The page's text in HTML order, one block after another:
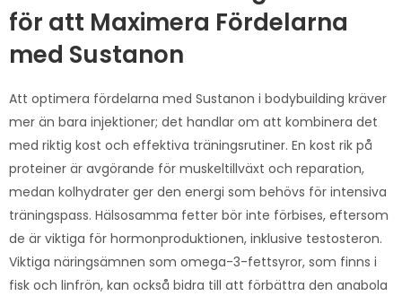
för att Maximera Fördelarna
med Sustanon
Att optimera fördelarna med Sustanon i bodybuilding kräver
mer än bara injektioner; det handlar om att kombinera det
med riktig kost och effektiva träningsrutiner. En kost rik på
proteiner är avgörande för muskeltillväxt och reparation,
medan kolhydrater ger den energi som behövs för intensiva
träningspass. Hälsosamma fetter bör inte förbises, eftersom
de är viktiga för hormonproduktionen, inklusive testosteron.
Viktiga näringsämnen som omega-3-fettsyror, som finns i
fisk och linfrön, kan också bidra till att förbättra den anabola